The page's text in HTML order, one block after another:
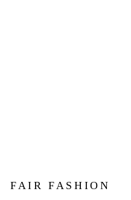
FAIR FASHION